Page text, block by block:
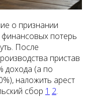
о признании
потерь
После
пристав
дохода (а по
наложить арест
сбор 1 2.